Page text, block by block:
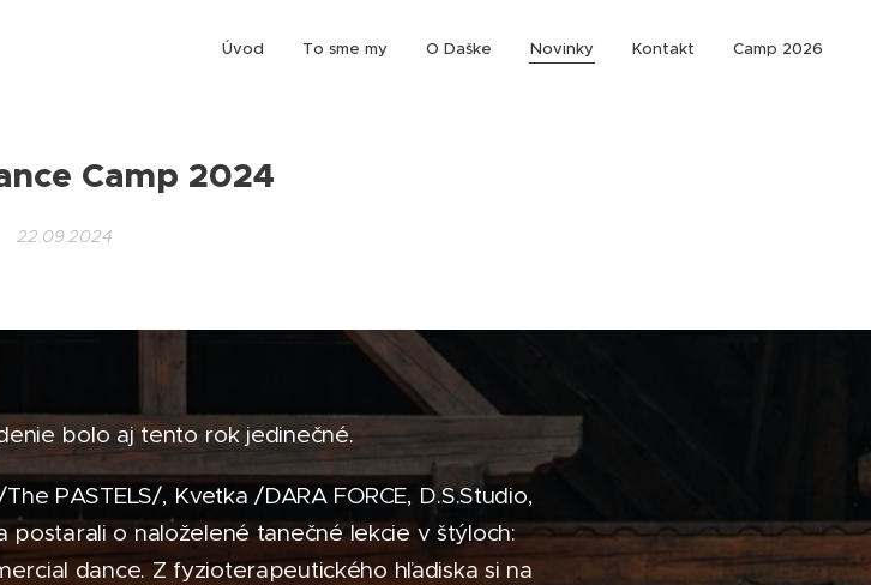
Úvod To sme my O Daške Novinky Kontakt Camp 2026
Camp 2024
22.09.2024
bolo aj tento rok jedinečné.
PASTELS/, Kvetka /DARA FORCE, D.S.Studio,
postarali o naloželené tanečné lekcie v štýloch:
dance. Z fyzioterapeutického hľadiska si na